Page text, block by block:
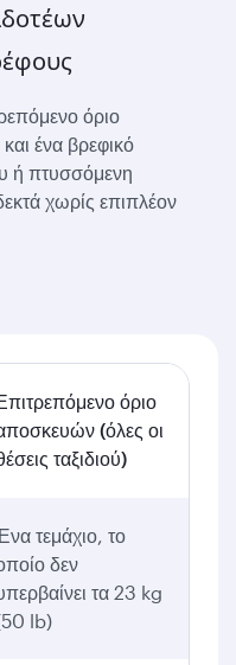
όριο
ένα βρεφικό
ή πτυσσόμενη
χωρίς επιπλέον
όριο
(όλες οι
ταξιδιού)
τεμάχιο, το
δεν
τα 23 kg
lb)